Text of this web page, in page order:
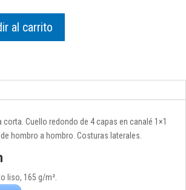
al carrito
corta. Cuello redondo de 4 capas en canalé 1×1
hombro a hombro. Costuras laterales.
liso, 165 g/m².